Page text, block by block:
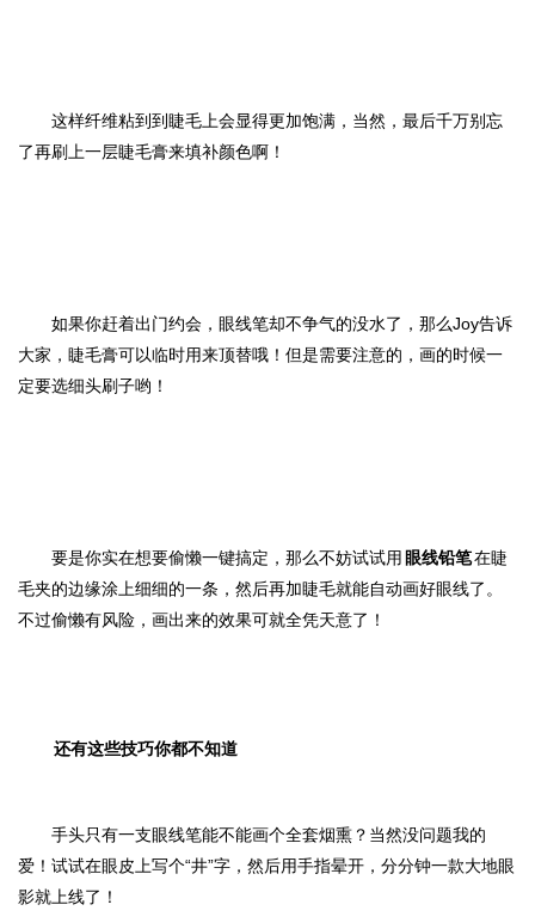
这样纤维粘到到睫毛上会显得更加饱满，当然，最后千万别忘
了再刷上一层睫毛膏来填补颜色啊！
如果你赶着出门约会，眼线笔却不争气的没水了，那么Joy告诉
大家，睫毛膏可以临时用来顶替哦！但是需要注意的，画的时候一
定要选细头刷子哟！
要是你实在想要偷懒一键搞定，那么不妨试试用 眼线铅笔在睫
毛夹的边缘涂上细细的一条，然后再加睫毛就能自动画好眼线了。
不过偷懒有风险，画出来的效果可就全凭天意了！
还有这些技巧你都不知道
手头只有一支眼线笔能不能画个全套烟熏？当然没问题我的
爱！试试在眼皮上写个“井”字，然后用手指晕开，分分钟一款大地眼
影就上线了！